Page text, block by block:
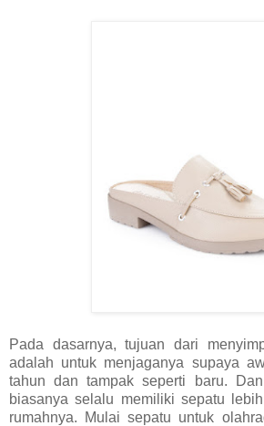
Pada dasarnya, tujuan dari
adalah untuk menjaganya supaya
tahun dan tampak seperti baru.
biasanya selalu memiliki sepatu
rumahnya. Mulai sepatu untuk